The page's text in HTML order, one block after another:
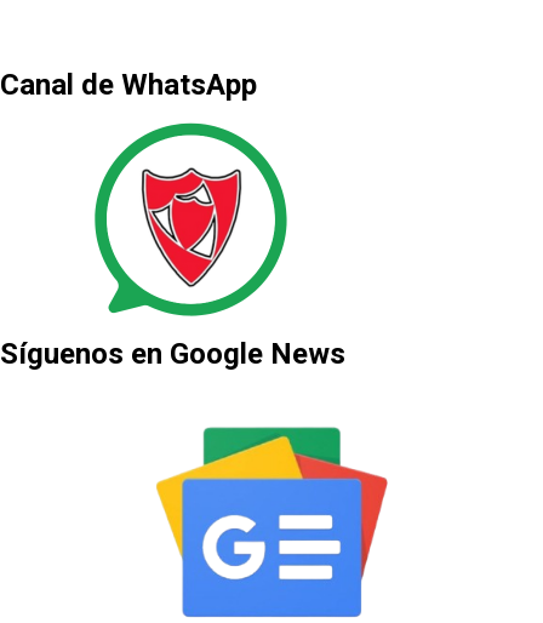
Canal de WhatsApp
Síguenos en Google News